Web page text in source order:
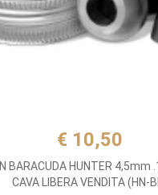
€ 10,50
BARACUDA HUNTER 4,5mm
CAVA LIBERA VENDITA (HN-